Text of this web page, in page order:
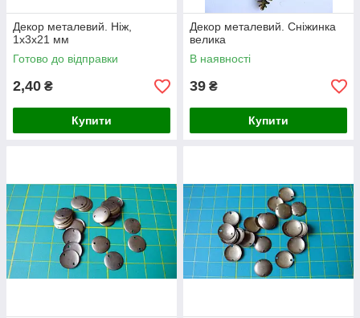
Декор металевий. Ніж,
1х3х21 мм
Готово до відправки
2,40 ₴
Купити
Декор металевий. Сніжинка
велика
В наявності
39 ₴
Купити